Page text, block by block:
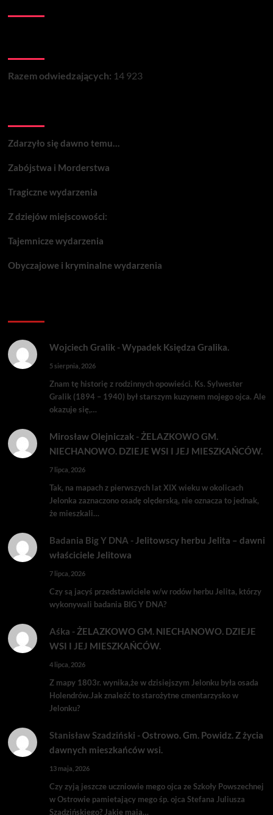
Razem odwiedzających: 14 923
Zdarzyło się dawno temu…
Zabójstwa i Morderstwa
Tragiczne wydarzenia
Z dziejów miejscowości:
Tajemnicze wydarzenia
Obyczajowe i kryminalne wydarzenia
Wojciech Gralik-Wypadek Księdza Gralika.
5 sierpnia, 2026
Znam tę historię z rodzinnych opowieści. Ks. Sylwester
Gralik (1894 – 1940) był starszym kuzynem mojego ojca. Ale
okazuje się,…
Mirosław Olejniczak- ŻELAZKOWO GM.
NIECHANOWO. DZIEJE WSI I JEJ MIESZKAŃCÓW.
7 lipca, 2026
Tak, na mapach z pierwszych lat XIX wieku w okolicach
Jelonka zaznaczono osadę olęderską, nie oznacza to jednak,
że mieszkali…
Badania Big Y DNA - Jelitowscy herbu Jelita – dawni
właściciele Jelitowa
7 lipca, 2026
Czy są jacyś przedstawiciele w/w rodów herbu Jelita, którzy
wykonywali badania BIG Y DNA?
Aśka - ŻELAZKOWO GM. NIECHANOWO. DZIEJE
WSI I JEJ MIESZKAŃCÓW.
4 lipca, 2026
Z mapy 1803r. wynika,że w dzisiejszym Jelonku była osada
Holendrów.Jak znaleźć to starożytne cmentarzysko w
Jelonku?
Stanisław Szadziński -Ostrowo. Gm. Powidz. Z życia
dawnych mieszkańców wsi.
13 maja, 2026
Czy zyją jeszcze uczniowie mego ojca ze Szkoły Powszechnej
w Ostrowie pamietający mego śp. ojca Stefana Juliusza
Szadzińskiego? Jakie mają…